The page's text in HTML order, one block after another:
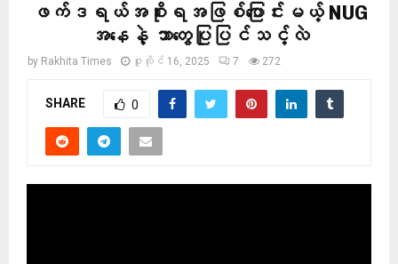
ဖက်ဒရယ်အစိုးရအဖြစ်ပြောင်းမယ့် NUG
အနေနဲ့ ဘာတွေပြုပြင်သင့်လဲ
by Rakhita Times ဇူလိုင် 16, 2025 7 272
SHARE 0